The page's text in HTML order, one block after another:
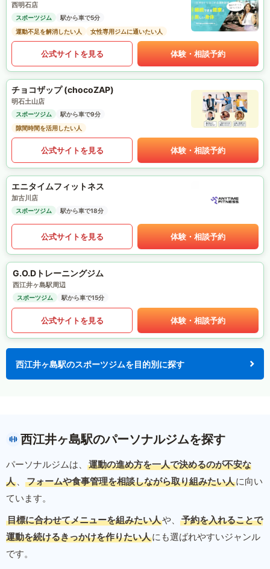
西明石店
スポーツジム
駅から車で5分
運動不足を解消したい人
女性専用ジムに通いたい人
公式サイトを見る 体験・相談予約
チョコザップ (chocoZAP)
明石土山店
スポーツジム
駅から車で9分
隙間時間を活用したい人
公式サイトを見る 体験・相談予約
エニタイムフィットネス
加古川店
スポーツジム 駅から車で18分
公式サイトを見る 体験・相談予約
G.O.Dトレーニングジム
西江井ヶ島駅周辺
スポーツジム 駅から車で15分
公式サイトを見る 体験・相談予約
西江井ヶ島駅のスポーツジムを目的別に探す
西江井ヶ島駅のパーソナルジムを探す
パーソナルジムは、
運動の進め方を一人で決めるのが不安な
人 、 フォームや食事管理を相談しながら取り組みたい人に向い
ています。
目標に合わせてメニューを組みたい人や、
予約を入れることで
運動を続けるきっかけを作りたい人にも選ばれやすいジャンル
です。